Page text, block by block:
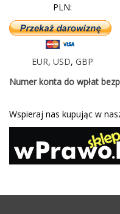
PLN:
EUR, USD, GBP
Numer konta do wpłat
Wspieraj nas kupując w